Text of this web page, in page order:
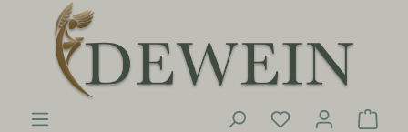
Zum Hauptinhalt springen
Du hast 0